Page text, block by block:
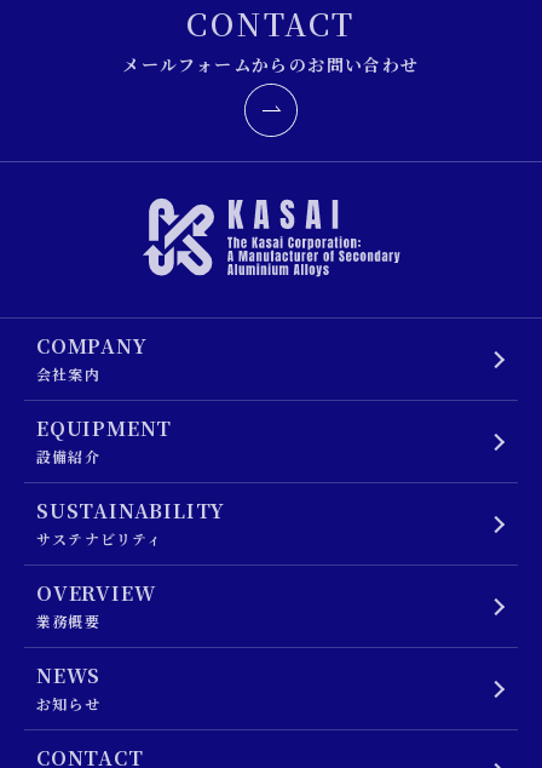
CONTACT
メールフォームからのお問い合わせ
COMPANY
会社案内
EQUIPMENT
設備紹介
SUSTAINABILITY
サステナビリティ
OVERVIEW
業務概要
NEWS
お知らせ
CONTACT